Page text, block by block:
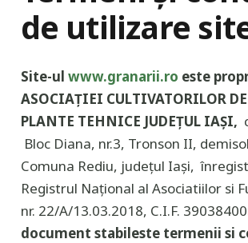
de utilizare
Site-ul www.granarii.ro este
ASOCIAȚIEI CULTIVATORILOR DE
PLANTE TEHNICE JUDEȚUL IAȘI,
Bloc Diana, nr.3, Tronson II,
Comuna Rediu, județul Iași,
Registrul Național al Asociatiilor si
nr. 22/A/13.03.2018, C.I.F. 39038400
document stabileste termenii si